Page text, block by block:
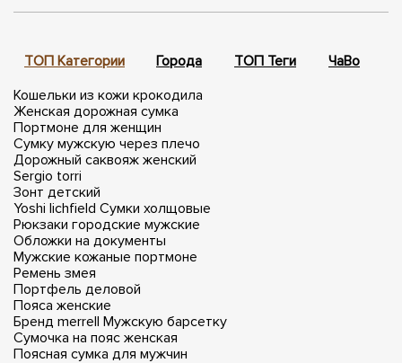
ТОП Категории Города ТОП Теги ЧаВо
Кошельки из кожи крокодила
Женская дорожная сумка
Портмоне для женщин
Сумку мужскую через плечо
Дорожный саквояж женский
Sergio torri
Зонт детский
Yoshi lichfield Сумки холщовые
Рюкзаки городские мужские
Обложки на документы
Мужские кожаные портмоне
Ремень змея
Портфель деловой
Пояса женские
Бренд merrell Мужскую барсетку
Сумочка на пояс женская
Поясная сумка для мужчин